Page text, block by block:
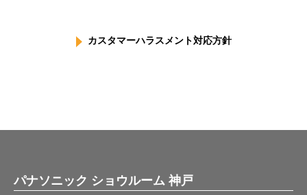
カスタマーハラスメント対応方針
パナソニック ショウルーム 神戸